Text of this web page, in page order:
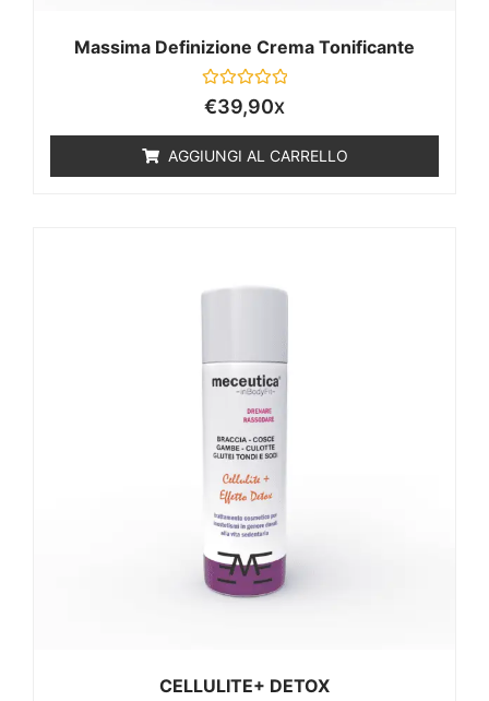
Massima Definizione Crema Tonificante
Valutato
0
€39,90X
AGGIUNGI AL CARRELLO
CELLULITE+ DETOX